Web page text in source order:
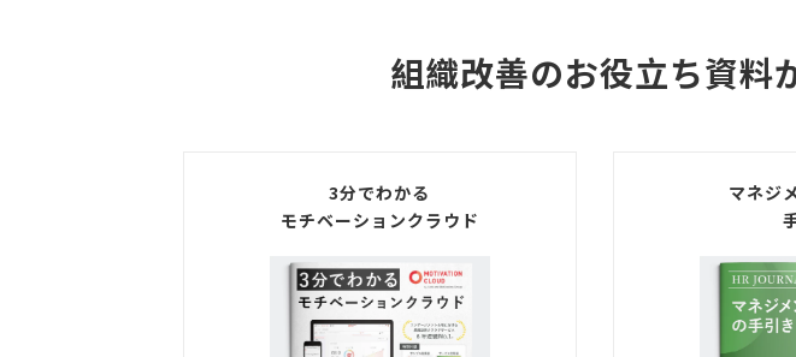
組織改善のお役立ち資料
3分でわかる
モチベーションクラウド
マネジ